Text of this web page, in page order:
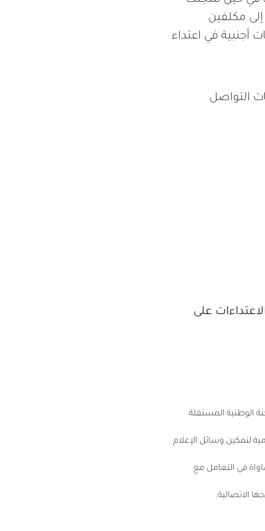
مكلفين
في اعتداء
التواصل
على
الوطنية المستقلة
لتمكين وسائل الإعلام
في التعامل مع
الاتصالية.